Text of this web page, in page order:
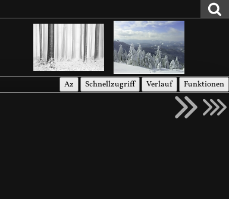
Az Schnellzugriff Verlauf Funktionen